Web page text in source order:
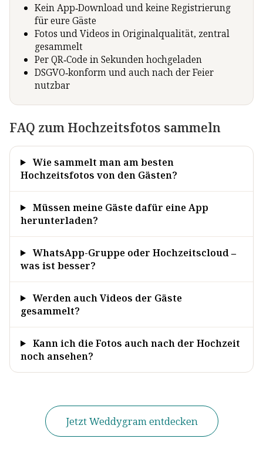
Kein App-Download und keine Registrierung
für eure Gäste
Fotos und Videos in Originalqualität, zentral
gesammelt
Per QR-Code in Sekunden hochgeladen
DSGVO-konform und auch nach der Feier
nutzbar
FAQ zum Hochzeitsfotos sammeln
Wie sammelt man am besten
Hochzeitsfotos von den Gästen?
Müssen meine Gäste dafür eine App
herunterladen?
WhatsApp-Gruppe oder Hochzeitscloud –
was ist besser?
Werden auch Videos der Gäste
gesammelt?
Kann ich die Fotos auch nach der Hochzeit
noch ansehen?
Jetzt Weddygram entdecken